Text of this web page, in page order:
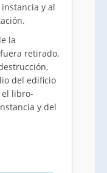
y al
la
retirado,
del edificio
el libro-
y del